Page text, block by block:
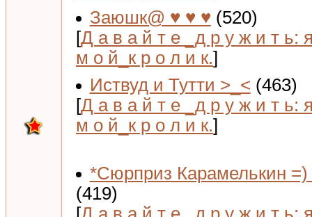
Заюшк@ ♥ ♥ ♥ (520)
[Д а в а й т е _д р у ж и т ь:
м о й_к р о л и к.]
Иствуд и Тутти >_< (463)
[Д а в а й т е _д р у ж и т ь:
м о й_к р о л и к.]
*Сюрприз Карамелькин =)
(419)